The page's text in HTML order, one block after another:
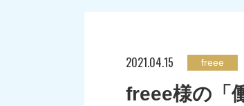
2021.04.15 freee
freee様の「